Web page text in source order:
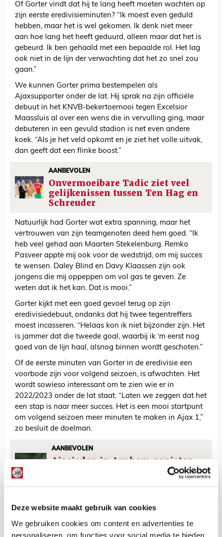
Deze website maakt gebruik van cookies
We gebruiken cookies om content en advertenties te
personaliseren, om functies voor social media te bieden
Of Gorter vindt dat hij te lang heeft moeten wachten op
zijn eerste eredivisieminuten? “Ik moest even geduld
hebben, maar het is wel gekomen. Ik denk niet meer
aan hoe lang het heeft geduurd, alleen maar dat het is
gebeurd. Ik ben gehaald met een bepaalde rol. Het lag
ook niet in de lijn der verwachting dat het zo snel zou
gaan.”
We kunnen Gorter prima bestempelen als
Ajaxsupporter onder de lat. Hij sprak na zijn officiële
debuut in het KNVB-bekertoernooi tegen Excelsior
Maassluis al over een wens die in vervulling ging, maar
debuteren in een gevuld stadion is net even andere
koek. “Als je het veld opkomt en je ziet het volle uitvak,
dan geeft dat een flinke boost.”
AANBEVOLEN
Onvermoeibare Tadic ziet veel
gelijkenissen tussen Ten Hag en
Schreuder
Natuurlijk had Gorter wat extra spanning, maar het
vertrouwen van zijn teamgenoten deed hem goed. “Ik
heb veel gehad aan Maarten Stekelenburg. Remko
Pasveer appte mij ook voor de wedstrijd, om mij succes
te wensen. Daley Blind en Davy Klaassen zijn ook
jongens die mij oppeppen om vol gas te geven. Ze
weten dat ik het kan. Dat is mooi.”
Gorter kijkt met een goed gevoel terug op zijn
eredivisiedebuut, ondanks dat hij twee tegentreffers
moest incasseren. “Helaas kon ik niet bijzonder zijn. Het
is jammer dat die tweede goal, waarbij ik ‘m eerst nog
goed van de lijn haal, alsnog binnen wordt geschoten.”
Of de eerste minuten van Gorter in de eredivisie een
voorbode zijn voor volgend seizoen, is afwachten. Het
wordt sowieso interessant om te zien wie er in
2022/2023 onder de lat staat. “Laten we zeggen dat het
een stap is naar meer succes. Het is een mooi startpunt
om volgend seizoen meer minuten te maken in Ajax 1,”
zo besluit de doelman.
AANBEVOLEN
Ajacieden in Arnhem genieten
van stressloos bezoekje aan
Bekijk alle berichten van De Redactie